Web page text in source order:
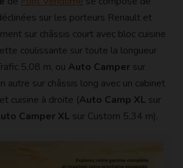
sur les porteurs Renault et
sur châssis court avec bloc cuisine
coulissante sur toute la longueur
5,08 m, ou Auto Camper sur
autre sur châssis long avec un cabinet
cuisine à droite (Auto Camp XL sur
Camper XL sur Custom 5,34 m).